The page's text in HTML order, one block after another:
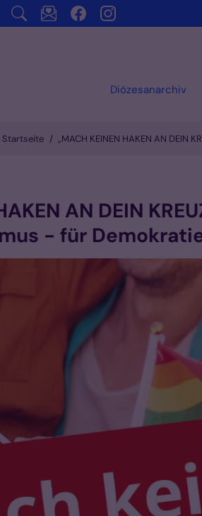
Diözesanarchiv
Startseite „MACH KEINEN HAKEN AN
AN DEIN
- für